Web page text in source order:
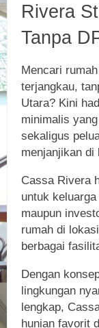
Rivera
Tanpa
Mencari
terjangkau,
Utara? Kini
minimalis
sekaligus
menjanjikan di
Cassa Rivera
untuk
maupun
rumah di
berbagai
Dengan
lingkungan
lengkap,
hunian favorit